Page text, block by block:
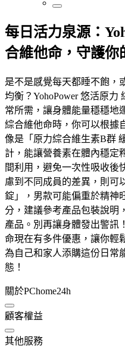
每日活力泉源：
合維他命，守護你
是不是感覺每天都睡不飽，
均衡？YohoPower 悠活原力
常所需，讓身體能量穩穩地
綜合維他命時，你可以根據
像是「原力綜合維生素B群
計，能讓營養素在體內穩定
間利用，避免一次性吸收後
慮到不同成員的差異，則可
錠」，男款可能偏重於精神
分，建議參考產品包裝說明
產品。別再讓身體發出警訊
命現在有多件優惠，讓你輕
為自己和家人添購這份日常
態！
關於PChome24h
顧客權益
其他服務